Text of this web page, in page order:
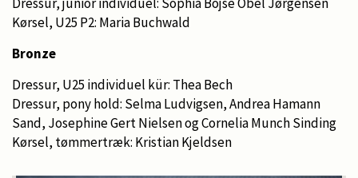
Kørsel, U25 P2: Maria Buchwald
Bronze
Dressur, U25 individuel kür: Thea Bech
Dressur, pony hold: Selma Ludvigsen, Andrea Hamann
Sand, Josephine Gert Nielsen og Cornelia Munch Sinding
Kørsel, tømmertræk: Kristian Kjeldsen